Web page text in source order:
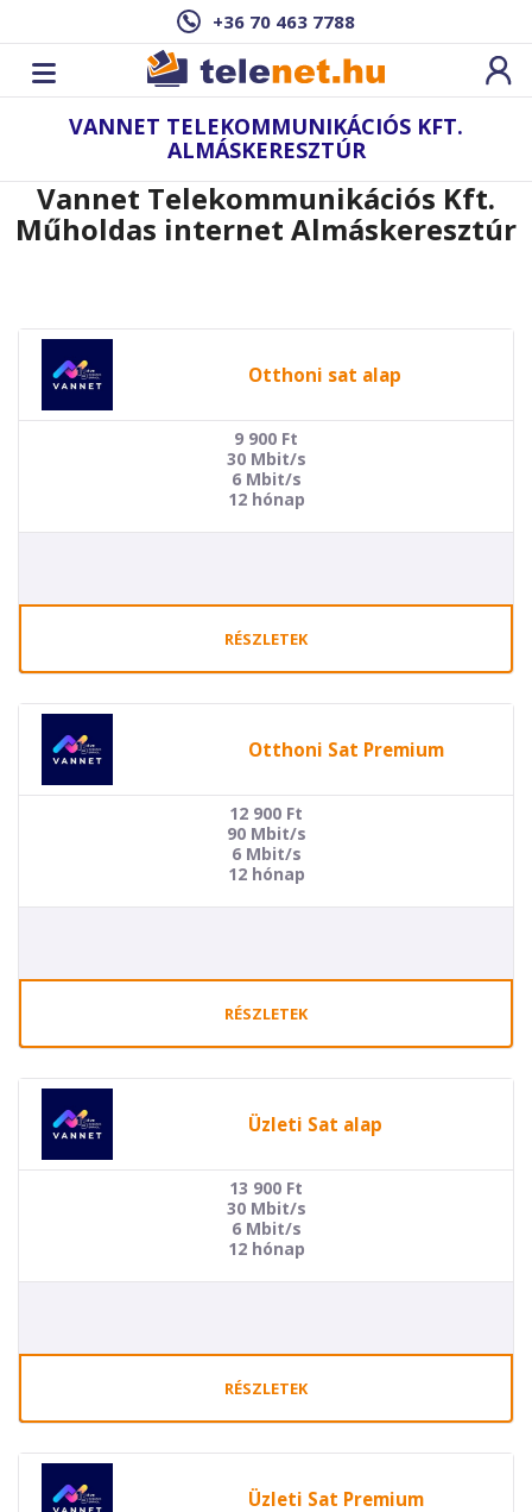
+36 70 463 7788
VANNET TELEKOMMUNIKÁCIÓS KFT.
ALMÁSKERESZTÚR
Vannet Telekommunikációs Kft.
Műholdas internet Almáskeresztúr
Otthoni sat alap
9 900 Ft
30 Mbit/s
6 Mbit/s
12 hónap
RÉSZLETEK
Otthoni Sat Premium
12 900 Ft
90 Mbit/s
6 Mbit/s
12 hónap
RÉSZLETEK
Üzleti Sat alap
13 900 Ft
30 Mbit/s
6 Mbit/s
12 hónap
RÉSZLETEK
Üzleti Sat Premium